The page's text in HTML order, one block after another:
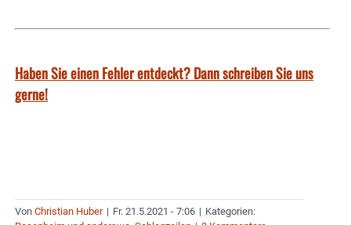
Haben Sie einen Fehler entdeckt? Dann schreiben Sie uns
gerne!
Von Christian Huber | Fr. 21.5.2021 - 7:06 | Kategorien: